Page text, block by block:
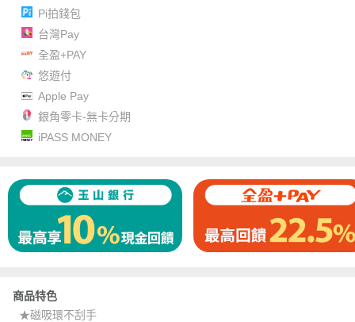
Pi拍錢包
台灣Pay
全盈+PAY
悠遊付
Apple Pay
銀角零卡-無卡分期
iPASS MONEY
商品特色
★磁吸環不刮手